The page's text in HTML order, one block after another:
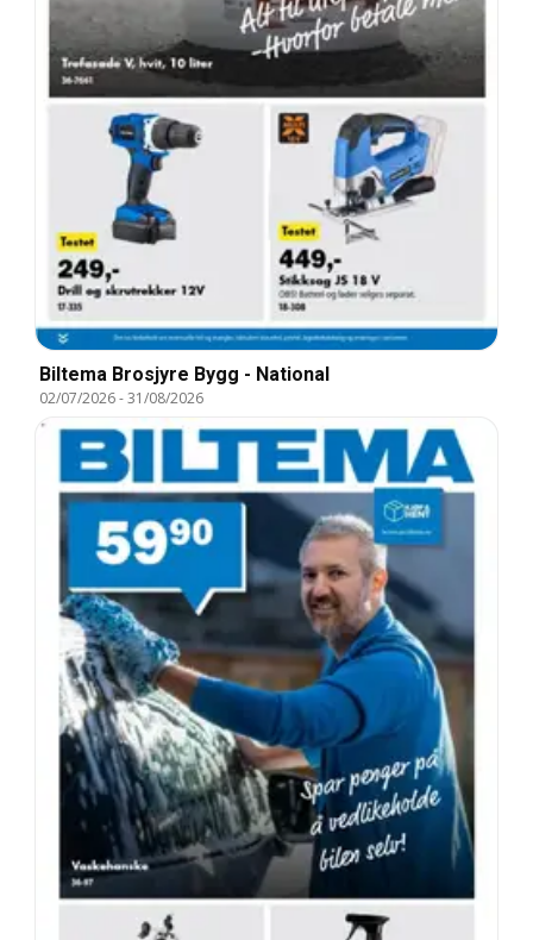
Biltema Brosjyre Bygg - National
02/07/2026-31/08/2026